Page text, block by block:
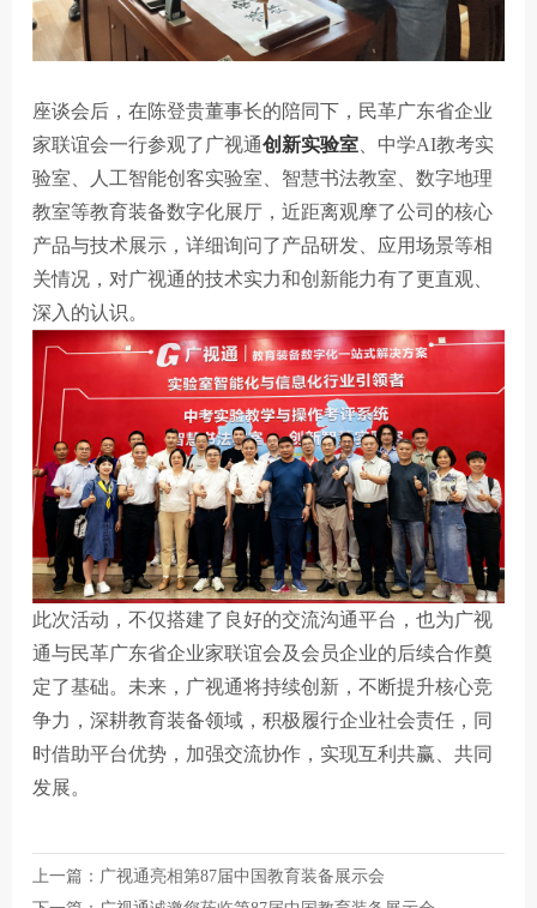
座谈会后，在陈登贵董事长的陪同下，民革广东省企业
家联谊会一行参观了广视通创新实验室 、中学AI教考实
验室、人工智能创客实验室、智慧书法教室、数字地理
教室等教育装备数字化展厅，近距离观摩了公司的核心
产品与技术展示，详细询问了产品研发、应用场景等相
关情况，对广视通的技术实力和创新能力有了更直观、
深入的认识。
此次活动，不仅搭建了良好的交流沟通平台，也为广视
通与民革广东省企业家联谊会及会员企业的后续合作奠
定了基础。未来，广视通将持续创新，不断提升核心竞
争力，深耕教育装备领域，积极履行企业社会责任，同
时借助平台优势，加强交流协作，实现互利共赢、共同
发展。
上一篇： 广视通亮相第87届中国教育装备展示会